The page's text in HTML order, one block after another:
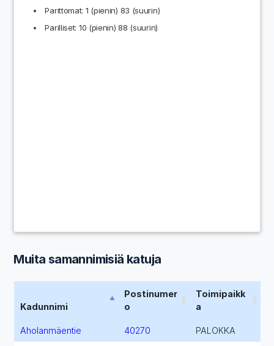
Parittomat: 1 (pienin) 83 (suurin)
Parilliset: 10 (pienin) 88 (suurin)
Muita samannimisiä katuja
Kadunnimi
Postinumer
o
Toimipaikk
a
Aholanmäentie 40270 PALOKKA